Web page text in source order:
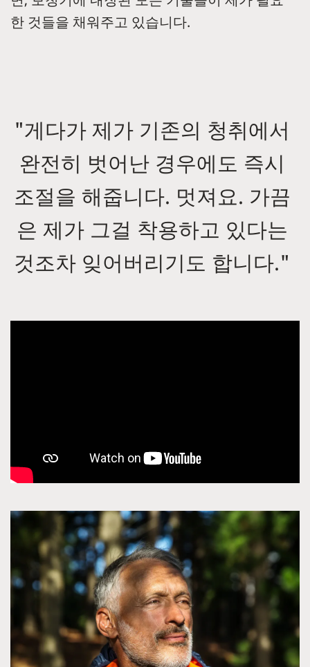
한 것들을 채워주고 있습니다.
"게다가 제가 기존의 청취에서
완전히 벗어난 경우에도 즉시
조절을 해줍니다. 멋져요. 가끔
은 제가 그걸 착용하고 있다는
것조차 잊어버리기도 합니다."